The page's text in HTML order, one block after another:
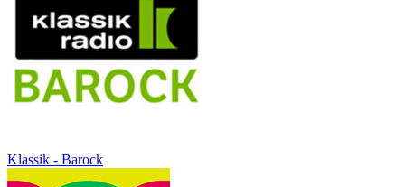
Klassik - Barock